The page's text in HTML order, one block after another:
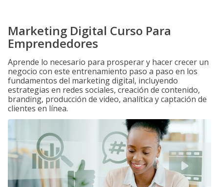
Marketing Digital Curso Para
Emprendedores
Aprende lo necesario para prosperar y hacer crecer un
negocio con este entrenamiento paso a paso en los
fundamentos del marketing digital, incluyendo
estrategias en redes sociales, creación de contenido,
branding, producción de video, analítica y captación de
clientes en línea.